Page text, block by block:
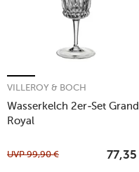
Wasserkelch 2er-Set Grand
Royal
VILLEROY & BOCH
UVP99,90 € 77,35